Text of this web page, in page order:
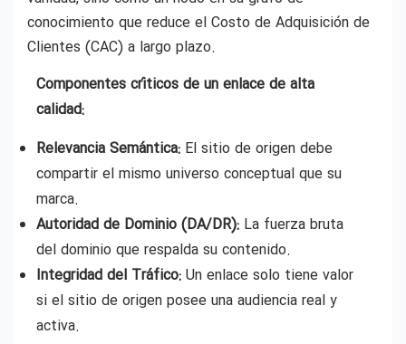
conocimiento que reduce el Costo de Adquisición de
Clientes (CAC) a largo plazo.
Componentes críticos de un enlace de alta
calidad:
Relevancia Semántica: El sitio de origen debe
compartir el mismo universo conceptual que su
marca.
Autoridad de Dominio (DA/DR): La fuerza bruta
del dominio que respalda su contenido.
Integridad del Tráfico: Un enlace solo tiene valor
si el sitio de origen posee una audiencia real y
activa.